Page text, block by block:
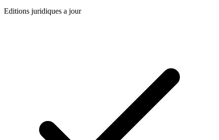
Editions juridiques a jour